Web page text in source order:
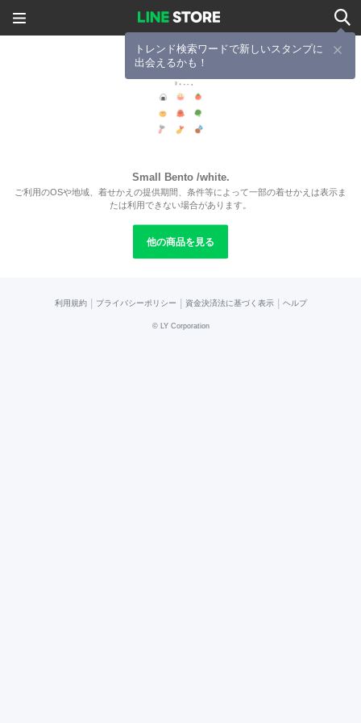
トレンド検索ワードで新しいスタンプに
出会えるかも！
Small Bento /white.
ご利用のOSや地域、着せかえの提供期間、条件等によって一部の着せかえは表示ま
たは利用できない場合があります。
他の商品を見る
利用規約 プライバシーポリシー 資金決済法に基づく表示 ヘルプ
© LY Corporation